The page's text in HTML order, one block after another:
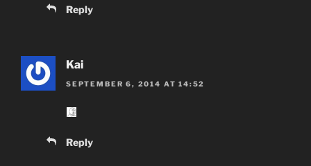
Reply
Kai
SEPTEMBER 6, 2014 AT 14:52
Reply